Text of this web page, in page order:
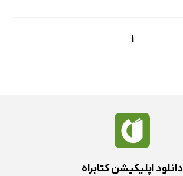
1
دانلود اپلیکیشن کتابراه